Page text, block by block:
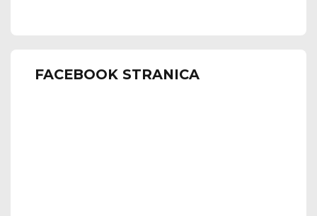
FACEBOOK STRANICA